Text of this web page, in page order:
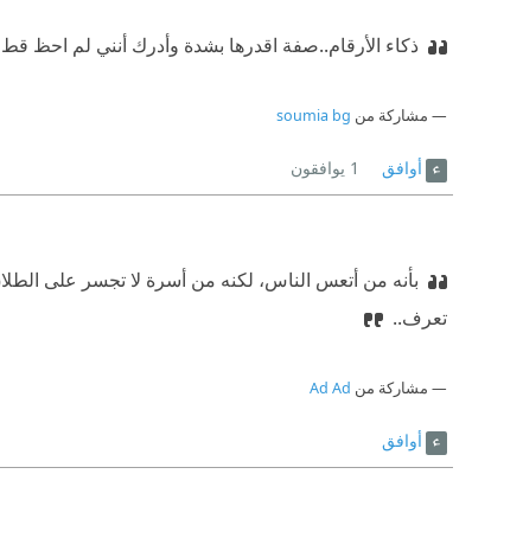
ذكاء الأرقام..صفة اقدرها بشدة وأدرك أنني لم احظ
مشاركة من soumia bg
أوافق 1 يوافقون
بأنه من أتعس الناس، لكنه من أسرة لا تجسر على
تعرف..
مشاركة من Ad Ad
أوافق